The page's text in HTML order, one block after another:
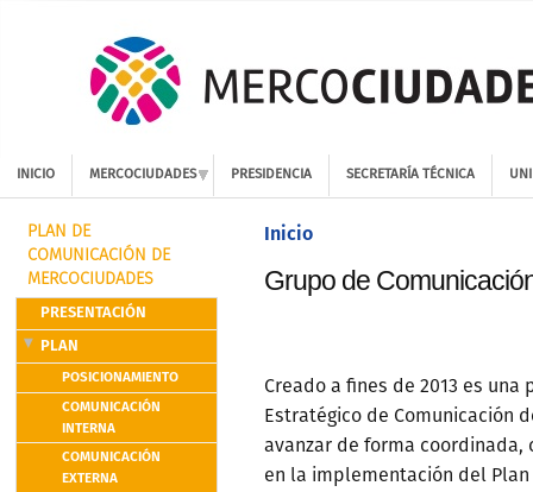
INICIO MERCOCIUDADES PRESIDENCIA SECRETARÍA TÉCNICA
PLAN DE
COMUNICACIÓN DE
MERCOCIUDADES
PRESENTACIÓN
PLAN
POSICIONAMIENTO
COMUNICACIÓN
INTERNA
COMUNICACIÓN
EXTERNA
Inicio
Grupo de
Creado a fines de 2013 es
Estratégico de Comunicación
avanzar de forma
en la implementación del